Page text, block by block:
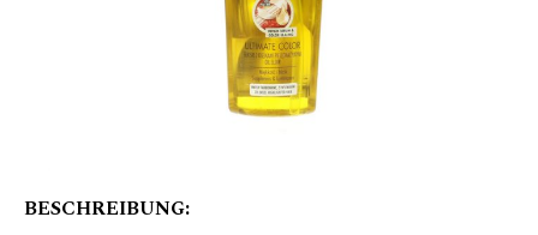
BESCHREIBUNG: